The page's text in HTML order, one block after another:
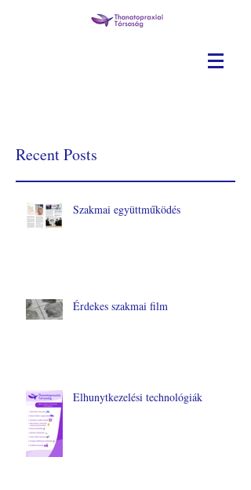
Recent Posts
Szakmai együttműködés
Érdekes szakmai film
Elhunytkezelési technológiák